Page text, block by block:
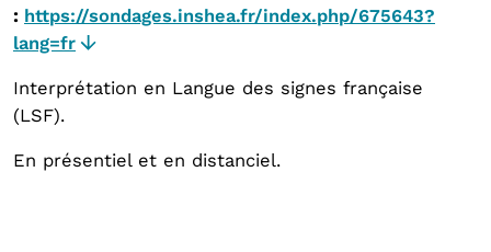
: https://sondages.inshea.fr/index.php/675643?
lang=fr
Interprétation en Langue des signes française
(LSF).
En présentiel et en distanciel.